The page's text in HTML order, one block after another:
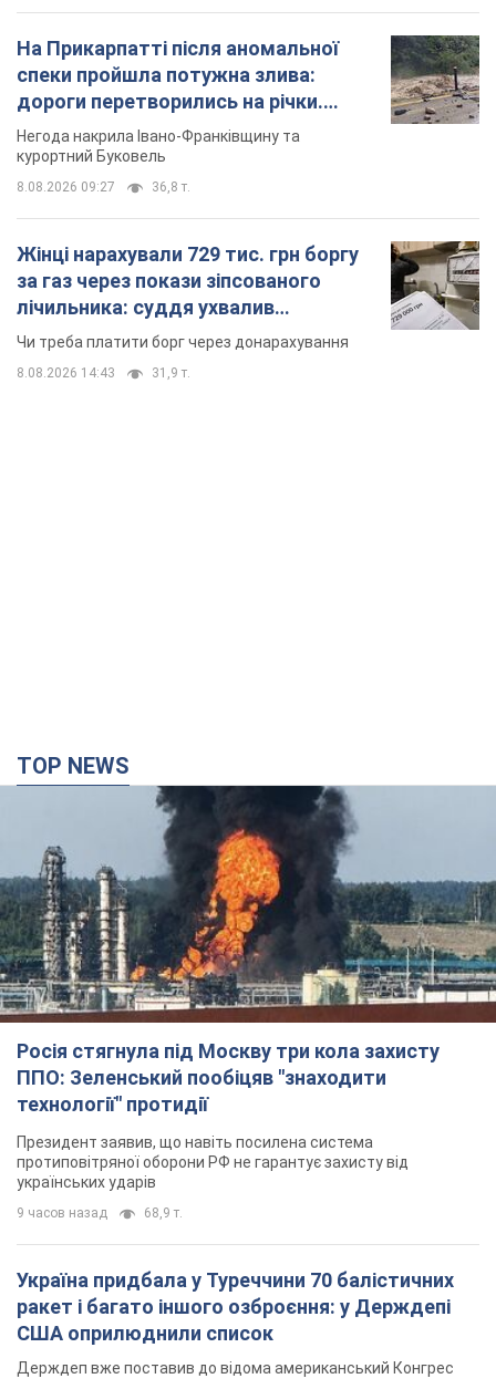
На Прикарпатті після аномальної
спеки пройшла потужна злива:
дороги перетворились на річки.
Відео
Негода накрила Івано-Франківщину та
курортний Буковель
8.08.2026 09:27 36,8 т.
Жінці нарахували 729 тис. грн боргу
за газ через покази зіпсованого
лічильника: суддя ухвалив
неочікуване рішення
Чи треба платити борг через донарахування
8.08.2026 14:43 31,9 т.
TOP NEWS
Росія стягнула під Москву три кола захисту
ППО: Зеленський пообіцяв "знаходити
технології" протидії
Президент заявив, що навіть посилена система
протиповітряної оборони РФ не гарантує захисту від
українських ударів
9 часов назад 68,9 т.
Україна придбала у Туреччини 70 балістичних
ракет і багато іншого озброєння: у Держдепі
США оприлюднили список
Держдеп вже поставив до відома американський Конгрес